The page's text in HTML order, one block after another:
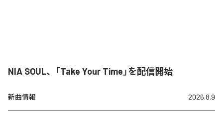
NIA SOUL、「Take Your Time」を配信開始
新曲情報 2026.8.9